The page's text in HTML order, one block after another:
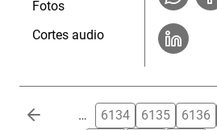
Fotos
Cortes audio
Paginación … 6134 6135 6136